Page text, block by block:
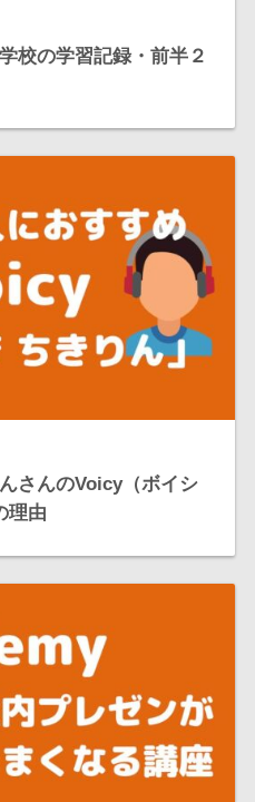
校の学習記録・前半２
さんのVoicy（ボイシ
理由